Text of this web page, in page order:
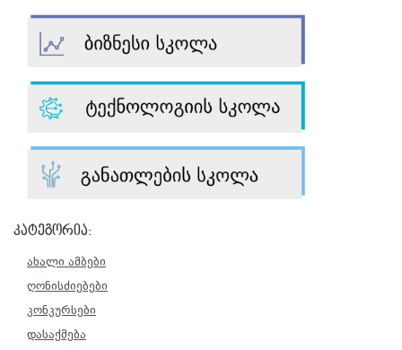
კატეგორია:
ახალი ამბები
ღონისძიებები
კონკურსები
დასაქმება